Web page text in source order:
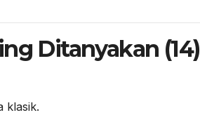
Ditanyakan (14)
klasik.